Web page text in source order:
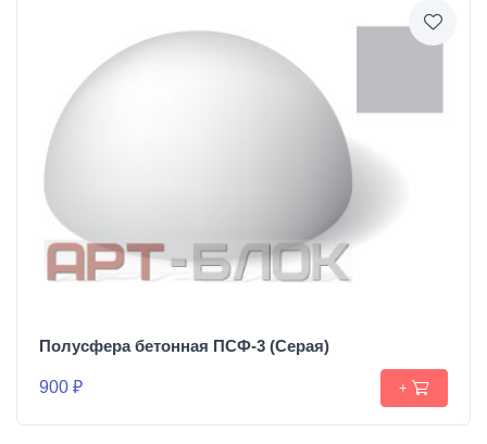
Полусфера бетонная ПСФ-3 (Серая)
900 ₽ +